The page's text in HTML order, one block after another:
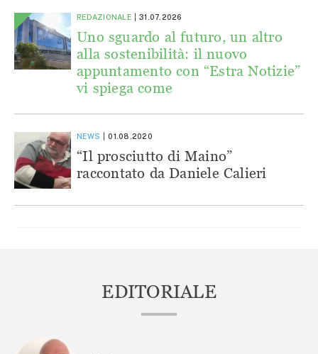
REDAZIONALE 31.07.2026
Uno sguardo al futuro, un altro
alla sostenibilità: il nuovo
appuntamento con “Estra Notizie”
vi spiega come
NEWS 01.08.2020
“Il prosciutto di Maino”
raccontato da Daniele Calieri
EDITORIALE